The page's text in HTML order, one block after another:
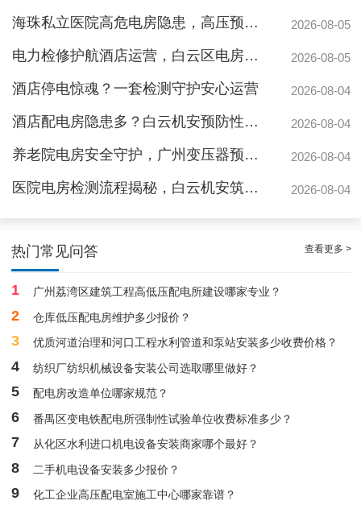
海珠私立医院高危电房隐患，高压预防性试验守护生命线 2026-08-05
电力检修护航酒店运营，白云区电房托管公司实力护航地标建筑 2026-08-05
酒店停电惊魂？一套检测守护安心运营 2026-08-04
酒店配电房隐患多？白云机安预防性检测全解析 2026-08-04
养老院电房安全守护，广州变压器预防性测验护航疏散通道 2026-08-04
医院电房检测流程揭秘，白云机安筑牢生命防线 2026-08-04
热门常见问答 查看更多 >
1 广州荔湾区建筑工程高低压配电所建设哪家专业？
2 仓库低压配电房维护多少报价？
3 优质河道治理和河口工程水利管道和泵站安装多少收费价格？
4 纺织厂纺织机械设备安装公司选取哪里做好？
5 配电房改造单位哪家规范？
6 番禺区变电铁配电所强制性试验单位收费标准多少？
7 从化区水利进口机电设备安装商家哪个最好？
8 二手机电设备安装多少报价？
9 化工企业高压配电室施工中心哪家靠谱？
白云医院高压配电房托管案例|按照规定
靠谱白云箱式配电房维护保养服务，阻止潜在风险